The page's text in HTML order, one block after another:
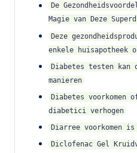
De
Magie van Deze
Deze
enkele huisapotheek
Diabetes testen kan
manieren
Diabetes
diabetici verhogen
Diarree voorkomen
Diclofenac Gel